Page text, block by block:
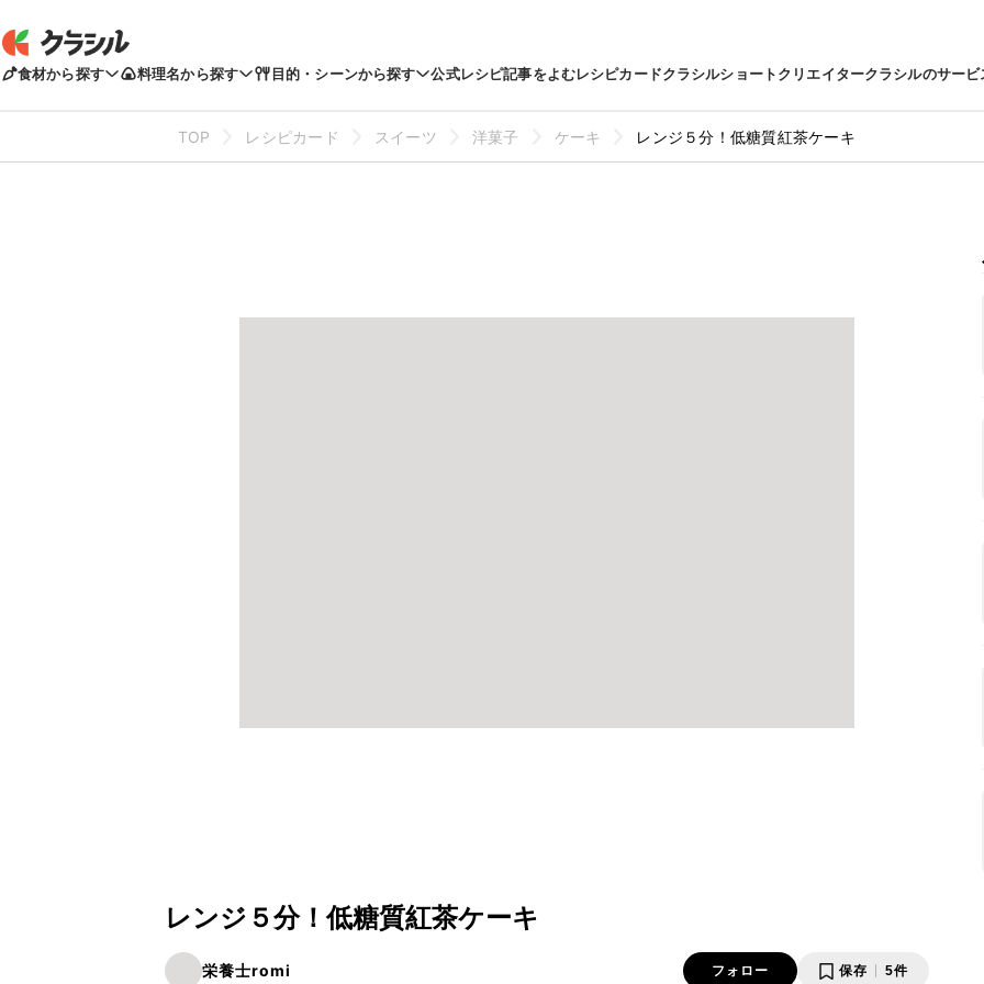
食材から探す 料理名から探す 目的・シーンから探す 公式レシピ記事をよむレシピカードクラシルショートクリエイタークラシルのサービ
TOP レシピカード スイーツ 洋菓子 ケーキ レンジ５分！低糖質紅茶ケーキ
レンジ５分！低糖質紅茶ケーキ
栄養士romi フォロー 保存 5件